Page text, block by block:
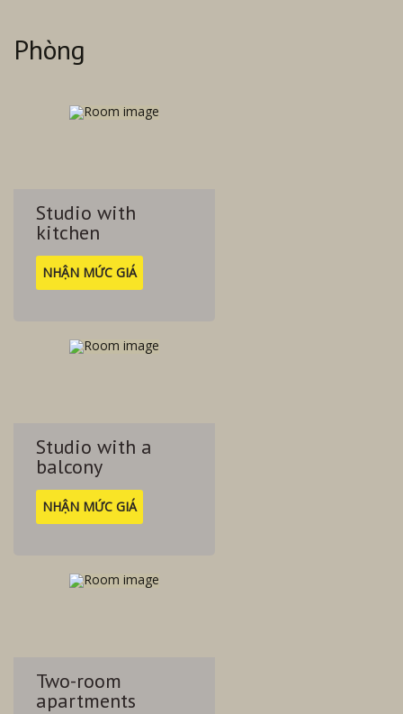
5 км, аэропорт в 25 км. До горно-лыжного курорта Красная
поляна можно добраться за 1 час, до Олимпийского парка,
Phòng
Studio with
kitchen
NHẬN MỨC GIÁ
Studio with a
balcony
NHẬN MỨC GIÁ
Two-room
apartments